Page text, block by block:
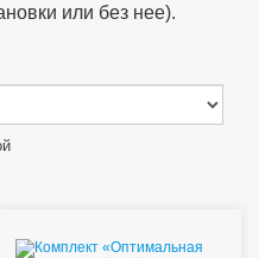
или без нее).